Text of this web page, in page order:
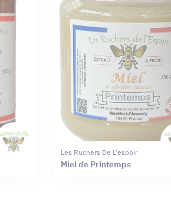
Les Ruchers De L'espoir
Miel de Printemps